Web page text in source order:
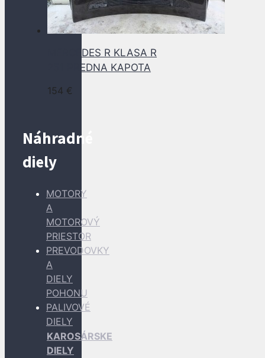
MERCEDES R KLASA R
251 PREDNA KAPOTA
154 €
Náhradné
diely
MOTORY
A
MOTOROVÝ
PRIESTOR
PREVODOVKY
A
DIELY
POHONU
PALIVOVÉ
DIELY
KAROSÁRSKE
DIELY